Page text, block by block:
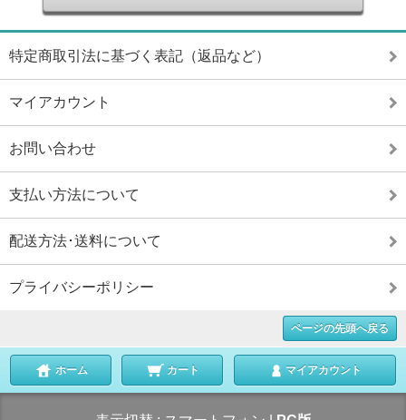
特定商取引法に基づく表記（返品など）
マイアカウント
お問い合わせ
支払い方法について
配送方法･送料について
プライバシーポリシー
ページの先頭へ戻る
ホーム カート マイアカウント